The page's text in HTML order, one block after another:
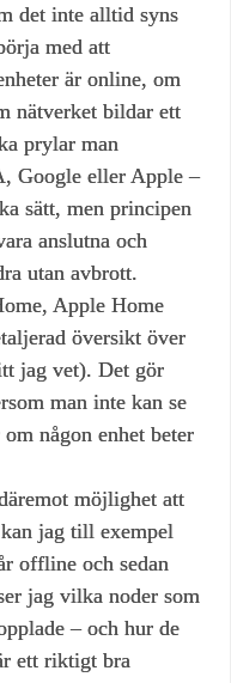
det inte alltid syns
med att
är online, om
nätverket bildar ett
prylar man
Google eller Apple –
sätt, men principen
anslutna och
utan avbrott.
Apple Home
översikt över
jag vet). Det gör
man inte kan se
någon enhet beter
möjlighet att
jag till exempel
offline och sedan
jag vilka noder som
– och hur de
ett riktigt bra